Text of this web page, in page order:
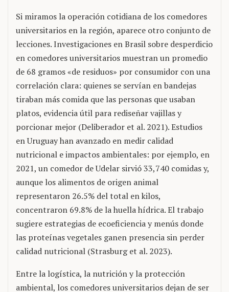
Si miramos la operación cotidiana de los comedores
universitarios en la región, aparece otro conjunto de
lecciones. Investigaciones en Brasil sobre desperdicio
en comedores universitarios muestran un promedio
de 68 gramos «de residuos» por consumidor con una
correlación clara: quienes se servían en bandejas
tiraban más comida que las personas que usaban
platos, evidencia útil para rediseñar vajillas y
porcionar mejor (Deliberador et al. 2021). Estudios
en Uruguay han avanzado en medir calidad
nutricional e impactos ambientales: por ejemplo, en
2021, un comedor de Udelar sirvió 33,740 comidas y,
aunque los alimentos de origen animal
representaron 26.5% del total en kilos,
concentraron 69.8% de la huella hídrica. El trabajo
sugiere estrategias de ecoeficiencia y menús donde
las proteínas vegetales ganen presencia sin perder
calidad nutricional (Strasburg et al. 2023).
Entre la logística, la nutrición y la protección
ambiental, los comedores universitarios dejan de ser